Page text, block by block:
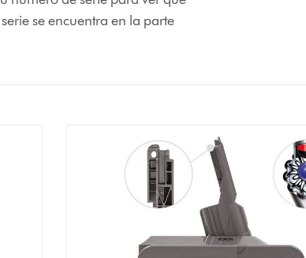
se encuentra en la parte